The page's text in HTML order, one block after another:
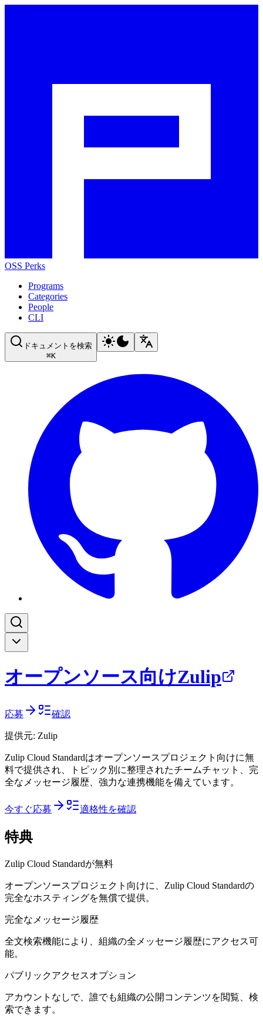
OSS Perks
Programs
Categories
People
CLI
ドキュメントを検索
⌘K
オープンソース向けZulip
応募 確認
提供元: Zulip
Zulip Cloud Standardはオープンソースプロジェクト向けに無
料で提供され、トピック別に整理されたチームチャット、完
全なメッセージ履歴、強力な連携機能を備えています。
今すぐ応募 適格性を確認
特典
Zulip Cloud Standardが無料
オープンソースプロジェクト向けに、Zulip Cloud Standardの
完全なホスティングを無償で提供。
完全なメッセージ履歴
全文検索機能により、組織の全メッセージ履歴にアクセス可
能。
パブリックアクセスオプション
アカウントなしで、誰でも組織の公開コンテンツを閲覧、検
索できます。